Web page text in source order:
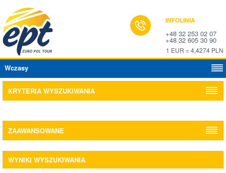
INFOLINIA
+48 32 253 02 07
+48 32 605 30 90
1 EUR = 4,4274 PLN
Wczasy
KRYTERIA WYSZUKIWANIA
ZAAWANSOWANE
WYNIKI WYSZUKIWANIA